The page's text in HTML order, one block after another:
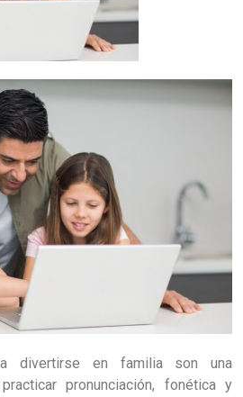
divertirse en familia son una
pronunciación, fonética y